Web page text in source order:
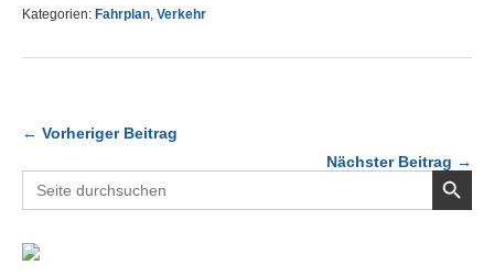
Kategorien: Fahrplan, Verkehr
← Vorheriger Beitrag
Nächster Beitrag →
Search
for:
Search Button